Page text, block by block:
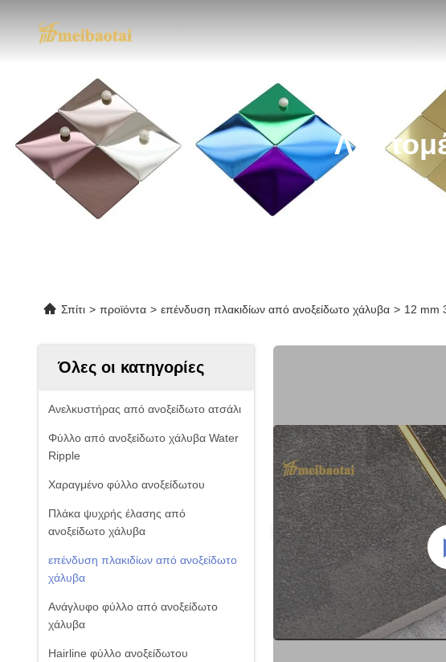
Σπίτι > προϊόντα > επένδυση πλακιδίων από ανοξείδωτο χάλυβα > 12 mm
Όλες οι κατηγορίες
Ανελκυστήρας από ανοξείδωτο ατσάλι
Φύλλο από ανοξείδωτο χάλυβα Water
Ripple
Χαραγμένο φύλλο ανοξείδωτου
Πλάκα ψυχρής έλασης από
ανοξείδωτο χάλυβα
επένδυση πλακιδίων από ανοξείδωτο
χάλυβα
Ανάγλυφο φύλλο από ανοξείδωτο
χάλυβα
Hairline φύλλο ανοξείδωτου